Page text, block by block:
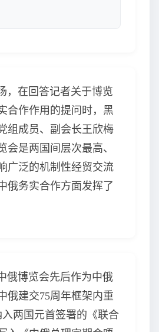
，在回答记者关于博览
合作作用的提问时，黑
组成员、副会长王欣梅
会是两国间层次最高、
广泛的机制性经贸交流
俄务实合作方面发挥了
俄博览会先后作为中俄
俄建交75周年框架内重
两国元首签署的《联合